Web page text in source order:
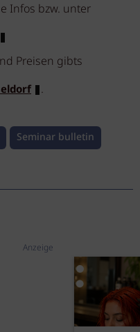
Infos bzw. unter
Preisen gibts
.
Seminar bulletin
Anzeige